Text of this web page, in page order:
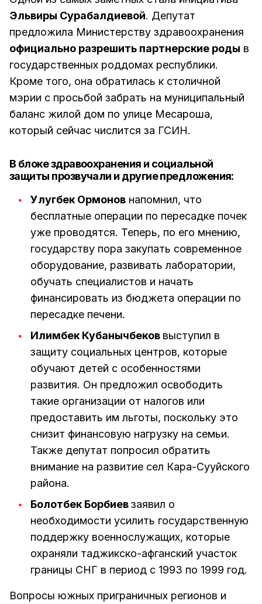
Эльвиры Сурабалдиевой. Депутат
предложила Министерству здравоохранения
официально разрешить партнерские роды в
государственных роддомах республики.
Кроме того, она обратилась к столичной
мэрии с просьбой забрать на муниципальный
баланс жилой дом по улице Месароша,
который сейчас числится за ГСИН.
В блоке здравоохранения и социальной
защиты прозвучали и другие предложения:
Улугбек Ормонов напомнил, что
бесплатные операции по пересадке почек
уже проводятся. Теперь, по его мнению,
государству пора закупать современное
оборудование, развивать лаборатории,
обучать специалистов и начать
финансировать из бюджета операции по
пересадке печени.
Илимбек Кубанычбеков выступил в
защиту социальных центров, которые
обучают детей с особенностями
развития. Он предложил освободить
такие организации от налогов или
предоставить им льготы, поскольку это
снизит финансовую нагрузку на семьи.
Также депутат попросил обратить
внимание на развитие сел Кара-Сууйского
района.
Болотбек Борбиевзаявил о
необходимости усилить государственную
поддержку военнослужащих, которые
охраняли таджикско-афганский участок
границы СНГ в период с 1993 по 1999 год.
Вопросы южных приграничных регионов и